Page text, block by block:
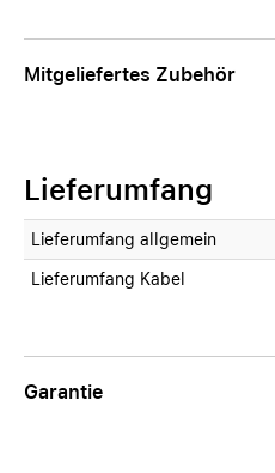
Mitgeliefertes Zubehör
Lieferumfang
Lieferumfang allgemein
Lieferumfang Kabel
Garantie